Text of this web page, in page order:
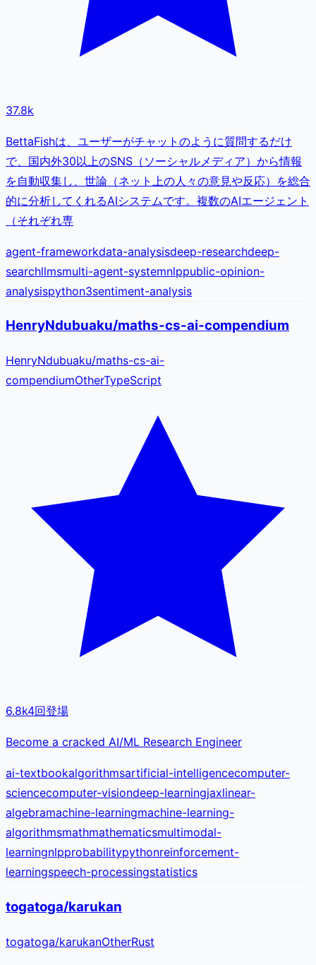
37.8k
BettaFishは、ユーザーがチャットのように質問するだけ
で、国内外30以上のSNS（ソーシャルメディア）から情報
を自動収集し、世論（ネット上の人々の意見や反応）を総合
的に分析してくれるAIシステムです。複数のAIエージェント
（それぞれ専
agent-frameworkdata-analysisdeep-researchdeep-
searchllmsmulti-agent-systemnlppublic-opinion-
analysispython3sentiment-analysis
HenryNdubuaku/maths-cs-ai-compendium
HenryNdubuaku/maths-cs-ai-
compendiumOtherTypeScript
6.8k4回登場
Become a cracked AI/ML Research Engineer
ai-textbookalgorithmsartificial-intelligencecomputer-
sciencecomputer-visiondeep-learningjaxlinear-
algebramachine-learningmachine-learning-
algorithmsmathmathematicsmultimodal-
learningnlpprobabilitypythonreinforcement-
learningspeech-processingstatistics
togatoga/karukan
togatoga/karukanOtherRust